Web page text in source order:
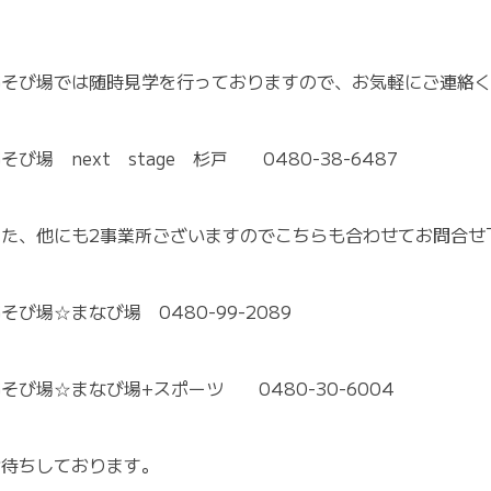
び場では随時見学を行っておりますので、お気軽にご連絡く
そび場 next stage 杉戸 0480-38-6487
、他にも2事業所ございますのでこちらも合わせてお問合せ
そび場☆まなび場 0480-99-2089
そび場☆まなび場+スポーツ 0480-30-6004
ちしております。